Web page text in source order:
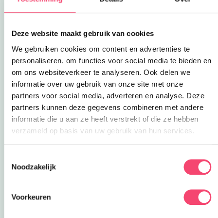
Deze website maakt gebruik van cookies
We gebruiken cookies om content en advertenties te
personaliseren, om functies voor social media te bieden en
om ons websiteverkeer te analyseren. Ook delen we
informatie over uw gebruik van onze site met onze
partners voor social media, adverteren en analyse. Deze
partners kunnen deze gegevens combineren met andere
informatie die u aan ze heeft verstrekt of die ze hebben
verzameld op basis van uw gebruik van hun services.
Noodzakelijk
Voorkeuren
Hopwaag. Inmiddels is dit natuurspeeltuin
vermaken tussen alle elementen die de natuur
ons biedt. Water, zand en groen vormen de basis
van Hoppies Natuurspeeltuin. Wat echt leuk is, is
het blotevoetenpad.